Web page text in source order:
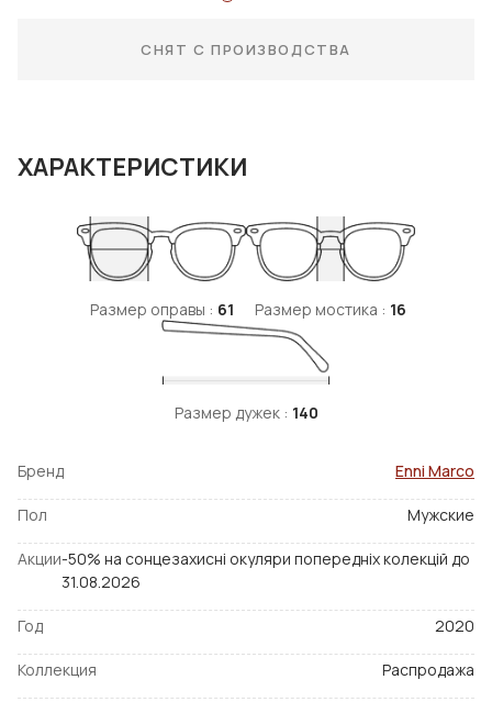
СНЯТ С ПРОИЗВОДСТВА
ХАРАКТЕРИСТИКИ
Размер оправы : 61 Размер мостика : 16
Размер дужек : 140
Бренд Enni Marco
Пол Мужские
Акции-50% на сонцезахисні окуляри попередніх колекцій до
31.08.2026
Год 2020
Коллекция Распродажа